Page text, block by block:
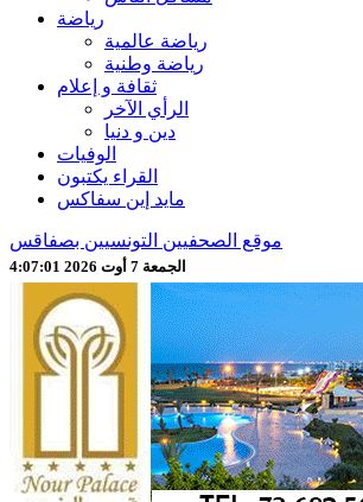
رياضة
رياضة عالمية
رياضة وطنية
ثقافة و إعلام
الرأي الآخر
دين و دنيا
الوفيات
القراء يكتبون
مايد إين سفاكس
موقع الصحفيين التونسيين بصفاقس
الجمعة 7 أوت 2026 4:07:03